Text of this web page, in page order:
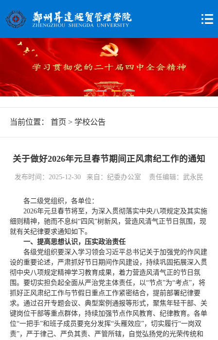
当前位置： 首页 > 学校公告
关于做好2026年元旦春节期间正风肃纪工作的通知
发布时间：2025-12-30 来自：纪委办公室 责任编辑：武永民
各二级党组织，各单位：
2026年元旦春节将至，为深入贯彻落实中央八项规定及其实施
细则精神，驰而不息纠“四风”树新风，营造风清气正节日氛围，现
就有关纪律要求通知如下。
一、提高思想认识，压实政治责任
各级党组织要深入学习领会习近平总书记关于加强党的作风建
设的重要论述，严肃抓好节日期间作风建设，持续巩固拓展深入贯
彻中央八项规定精神学习教育成果，着力营造风清气正的节日氛
围。要切实担负起全面从严治党主体责任，以“节点”为“考点”，将
抓好正风肃纪工作与节假日重点工作紧密结合，提前部署纪律要
求。通过召开专题会议、典型案例通报等形式，聚焦年轻干部、关
键岗位干部等重点群体，持续加强节点作风教育、纪律教育。各单
位“一把手”和班子成员要充分发挥“头雁效应”，切实履行“一岗双
责”，严于律己、严负其责、严管所辖，自觉弘扬党的光荣传统和